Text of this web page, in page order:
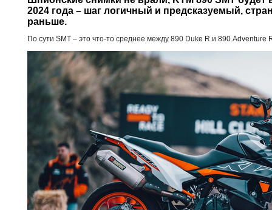
2024 года – шаг логичный и предсказуемый,
раньше.
По сути SMT – это что-то среднее между 890 Duke R и 890 Adventure